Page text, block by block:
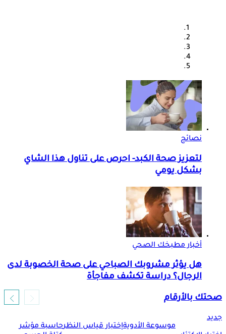
نصائح
لتعزيز صحة الكبد- احرص على تناول هذا الشاي
بشكل يومي
أخبار مطبخك الصحي
هل يؤثر مشروبك الصباحي على صحة الخصوبة لدى
الرجال؟ دراسة تكشف مفاجأة
صحتك بالأرقام
جديد
موسوعة الأدويةإختبار قياس النظرحاسبة مؤشر